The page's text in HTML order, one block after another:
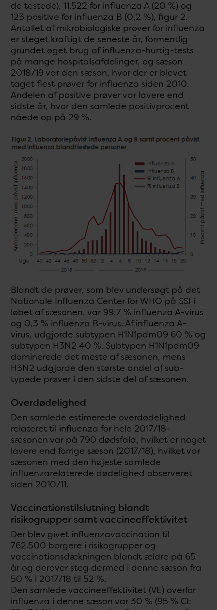
de testede), 11.522 for influenza A (20 %) og
123 positive for influenza B (0,2 %), figur 2.
Antallet af mikrobiologiske prøver for influenza
er steget kraftigt de seneste år, formentlig
grundet øget brug af influenza-hurtig-tests
på mange hospitalsafdelinger, og sæson
2018/19 var den sæson, hvor der er blevet
taget flest prøver for influenza siden 2010.
Andelen af positive prøver var lavere end
sidste år, hvor den samlede positivprocent
nåede op på 29 %.
Blandt de prøver, som blev undersøgt på det
Nationale Influenza Center for WHO på SSI i
løbet af sæsonen, var 99,7 % influenza A-virus
og 0,3 % influenza B-virus. Af influenza A-
virus, udgjorde subtypen H1N1pdm09 60 % og
subtypen H3N2 40 %. Subtypen H1N1pdm09
dominerede det meste af sæsonen, mens
H3N2 udgjorde den største andel af sub-
typede prøver i den sidste del af sæsonen.
Overdødelighed
Den samlede estimerede overdødelighed
relateret til influenza for hele 2017/18-
sæsonen var på 790 dødsfald, hvilket er noget
lavere end forrige sæson (2017/18), hvilket var
sæsonen med den højeste samlede
influenzarelaterede dødelighed observeret
siden 2010/11.
Vaccinationstilslutning blandt
risikogrupper samt vaccineeffektivitet
Der blev givet influenzavaccination til
762.500 borgere i risikogrupper og
vaccinationsdækningen blandt ældre på 65
år og derover steg dermed i denne sæson fra
50 % i 2017/18 til 52 %.
Den samlede vaccineeffektivitet (VE) overfor
influenza i denne sæson var 30 % (95 % CI: